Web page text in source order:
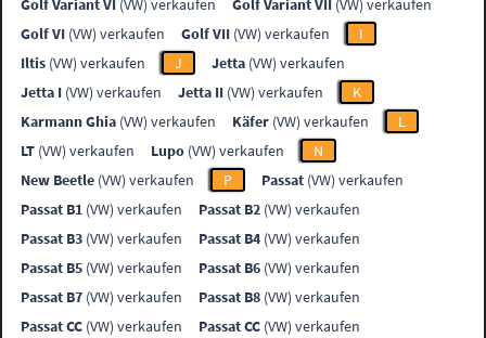
Golf Variant VI (VW) verkaufen Golf Variant VII (VW) verkaufen
Golf VI (VW) verkaufen Golf VII (VW) verkaufen
I
Iltis (VW) verkaufen J Jetta (VW) verkaufen
Jetta I (VW) verkaufen Jetta II (VW) verkaufen
K
Karmann Ghia (VW) verkaufen Käfer (VW) verkaufen
L
LT (VW) verkaufen Lupo (VW) verkaufen
N
New Beetle (VW) verkaufen P Passat (VW) verkaufen
Passat B1 (VW) verkaufen Passat B2 (VW) verkaufen
Passat B3 (VW) verkaufen Passat B4 (VW) verkaufen
Passat B5 (VW) verkaufen Passat B6 (VW) verkaufen
Passat B7 (VW) verkaufen Passat B8 (VW) verkaufen
Passat CC (VW) verkaufen Passat CC (VW) verkaufen